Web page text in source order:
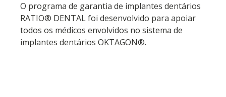
O programa de garantia de implantes dentários
RATIO® DENTAL foi desenvolvido para apoiar
todos os médicos envolvidos no sistema de
implantes dentários OKTAGON®.